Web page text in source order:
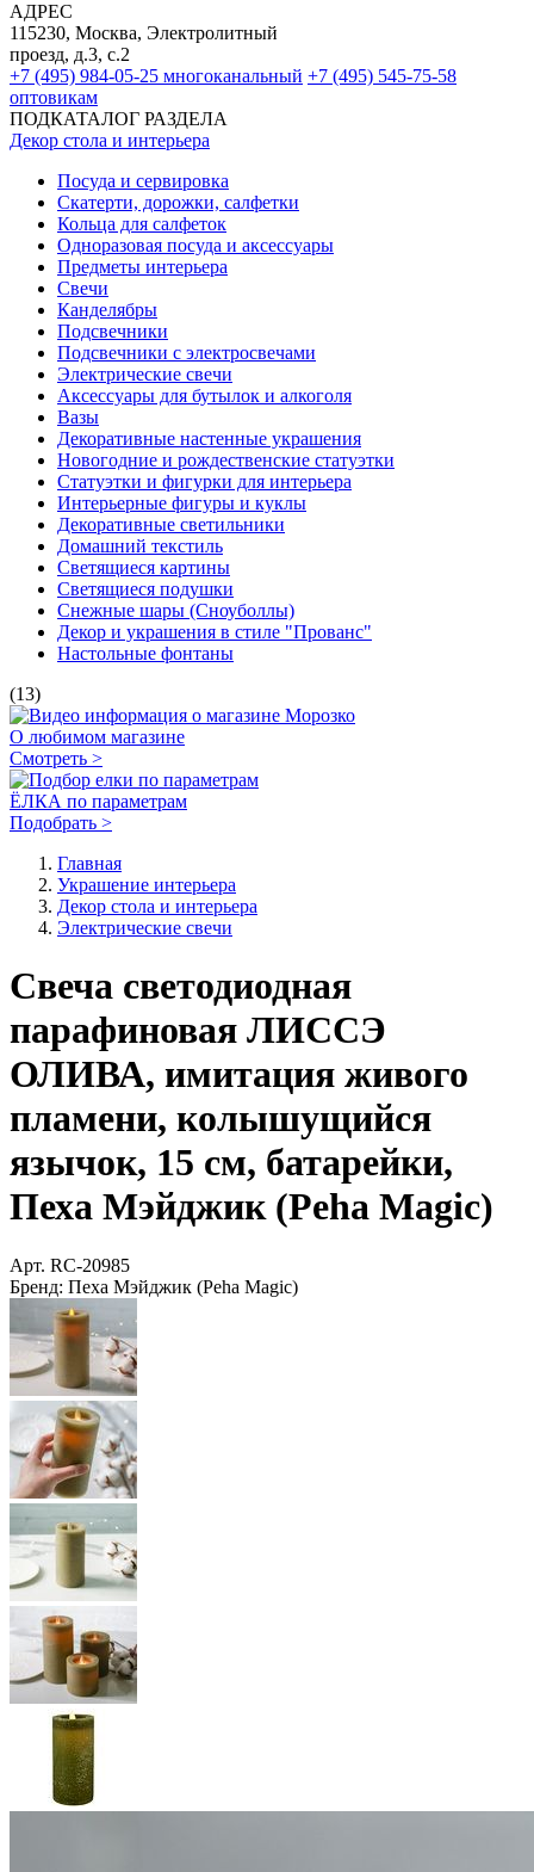
АДРЕС
115230, Москва, Электролитный
проезд, д.3, с.2
+7 (495) 984-05-25 многоканальный +7 (495) 545-75-58
оптовикам
ПОДКАТАЛОГ РАЗДЕЛА
Декор стола и интерьера
Посуда и сервировка
Скатерти, дорожки, салфетки
Кольца для салфеток
Одноразовая посуда и аксессуары
Предметы интерьера
Свечи
Канделябры
Подсвечники
Подсвечники с электросвечами
Электрические свечи
Аксессуары для бутылок и алкоголя
Вазы
Декоративные настенные украшения
Новогодние и рождественские статуэтки
Статуэтки и фигурки для интерьера
Интерьерные фигуры и куклы
Декоративные светильники
Домашний текстиль
Светящиеся картины
Светящиеся подушки
Снежные шары (Сноуболлы)
Декор и украшения в стиле "Прованс"
Настольные фонтаны
(13)
О любимом магазине
Смотреть >
ЁЛКА по параметрам
Подобрать >
Главная
Украшение интерьера
Декор стола и интерьера
Электрические свечи
Свеча светодиодная
парафиновая ЛИССЭ
ОЛИВА, имитация живого
пламени, колышущийся
язычок, 15 см, батарейки,
Пеха Мэйджик (Peha Magic)
Арт. RC-20985
Бренд: Пеха Мэйджик (Peha Magic)